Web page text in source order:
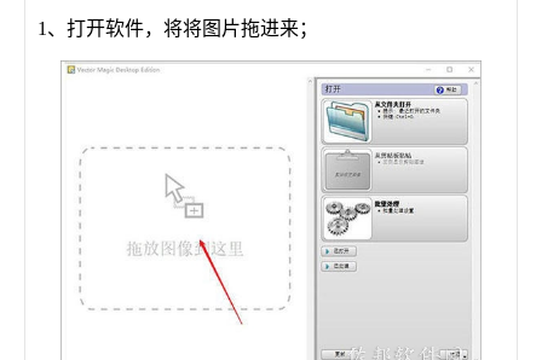
1、打开软件，将将图片拖进来；